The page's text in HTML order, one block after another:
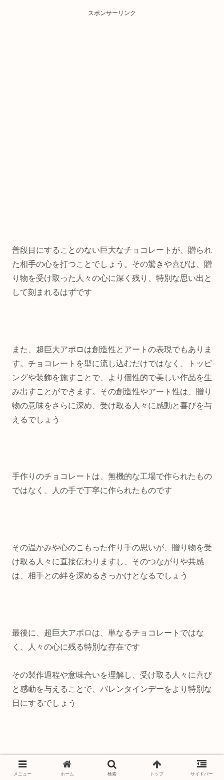
スポンサーリンク
普段目にすることのない巨大なチョコレートが、贈られ
た相手の心を打つことでしょう。その驚きや喜びは、贈
り物を受け取った人々の心に深く残り、特別な思い出と
して刻まれるはずです
また、超巨大アポロは創造性とアートの表現でもありま
す。チョコレートを型に流し込むだけではなく、トッピ
ングや装飾を施すことで、より個性的で美しい作品を生
み出すことができます。その創造性やアート性は、贈り
物の意味をさらに深め、受け取る人々に感動と喜びを与
えるでしょう
手作りのチョコレートは、無機的な工場で作られたもの
ではなく、人の手で丁寧に作られたものです
その温かみや心のこもった作り手の思いが、贈り物を受
け取る人々に直接伝わりますし、そのつながりや共感
は、相手との絆を深めるきっかけとなるでしょう
最後に、超巨大アポロは、単なるチョコレートではな
く、人々の心に残る特別な存在です
その製作過程や意味合いを理解し、受け取る人々に喜び
と感動を与えることで、バレンタインデーをより特別な
日にするでしょう
メニュー ホーム 検索 トップ サイドバー